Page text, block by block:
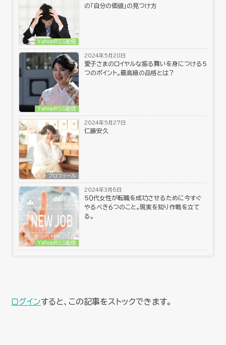
YahooRSS配信
の「自分の価値」の見つけ方
YahooRSS配信
2024年5月28日
愛子さまのロイヤルな振る舞いを身につける５
つのポイント。最高級の品格とは？
プロフィール
2024年5月27日
仁藤安久
YahooRSS配信
2024年3月6日
５０代女性が転職を成功させるために今すぐ
やるべき６つのこと。現実を知り作戦を立て
る。
ログインすると、この記事をストックできます。